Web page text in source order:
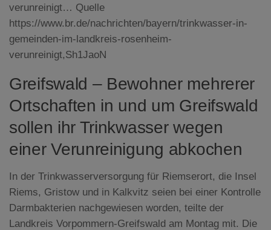
verunreinigt… Quelle
https://www.br.de/nachrichten/bayern/trinkwasser-in-
gemeinden-im-landkreis-rosenheim-
verunreinigt,Sh1JaoN
Greifswald – Bewohner mehrerer
Ortschaften in und um Greifswald
sollen ihr Trinkwasser wegen
einer Verunreinigung abkochen
In der Trinkwasserversorgung für Riemserort, die Insel
Riems, Gristow und in Kalkvitz seien bei einer Kontrolle
Darmbakterien nachgewiesen worden, teilte der
Landkreis Vorpommern-Greifswald am Montag mit. Die